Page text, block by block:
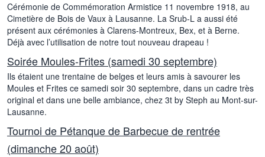
Cérémonie de Commémoration Armistice 11 novembre 1918, au
Cimetière de Bois de Vaux à Lausanne. La Srub-L a aussi été
présent aux cérémonies à Clarens-Montreux, Bex, et à Berne.
Déjà avec l’utilisation de notre tout nouveau drapeau !
Soirée Moules-Frites (samedi 30 septembre)
Ils étaient une trentaine de belges et leurs amis à savourer les
Moules et Frites ce samedi soir 30 septembre, dans un cadre très
original et dans une belle ambiance, chez 3t by Steph au Mont-sur-
Lausanne.
Tournoi de Pétanque de Barbecue de rentrée
(dimanche 20 août)